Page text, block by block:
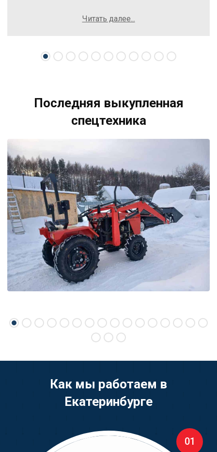
осложнений. Рекомендую компанию Excavator
свою спецтехнику.
Читать далее...
Последняя выкупленная
спецтехника
Как мы работаем в
Екатеринбурге
01